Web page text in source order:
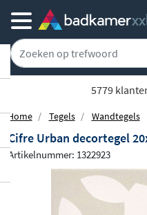
5779
Home Tegels Wandtegels
Cifre Urban decortegel
Artikelnummer: 1322923